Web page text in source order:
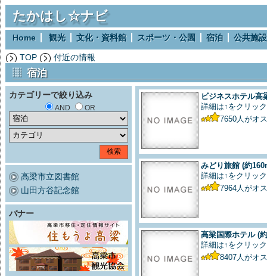
たかはし☆ナビ
Home 観光 文化・資料館 スポーツ・公園 宿泊 公共施設
TOP 付近の情報
宿泊
カテゴリーで絞り込み
AND OR
高梁市立図書館
山田方谷記念館
バナー
ビジネスホテル高
詳細は↑をクリック
7650 人がオ
みどり旅館 (約
詳細は↑をクリック
7964 人がオ
高梁国際ホテル (
詳細は↑をクリック
8407 人がオ